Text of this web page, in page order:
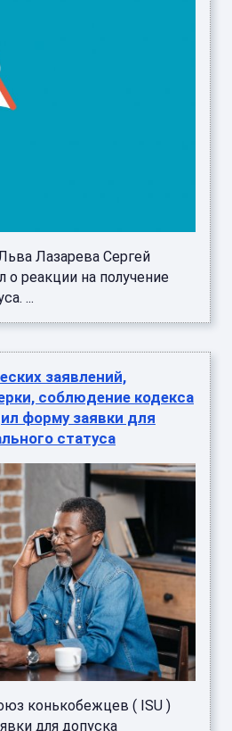
Лазарева Сергей
реакции на получение
...
заявлений,
соблюдение кодекса
форму заявки для
статуса
конькобежцев ( ISU )
для допуска